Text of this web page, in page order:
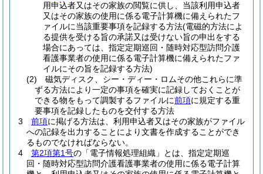
用申込者又はその家族の閲覧に供し、当該利用申込者
又はその家族の使用に係る電子計算機に備えられたフ
ァイルに当該重要事項を記録する方法(電磁的方法によ
る提供を受ける旨の承諾又は受けない旨の申出をする
場合にあっては、指定定期巡回・随時対応型訪問介護
看護事業者の使用に係る電子計算機に備えられたファ
イルにその旨を記録する方法)
(2)
磁気ディスク、シー・ディー・ロムその他これらに準
ずる方法により一定の事項を確実に記録しておくことが
できる物をもって調製するファイルに前項に規定する重
要事項を記録したものを交付する方法
3
前項に掲げる方法は、利用申込者又はその家族がファイル
への記録を出力することにより文書を作成することができ
るものでなければならない。
4
第2項第1号の「電子情報処理組織」とは、指定定期巡
回・随時対応型訪問介護看護事業者の使用に係る電子計算